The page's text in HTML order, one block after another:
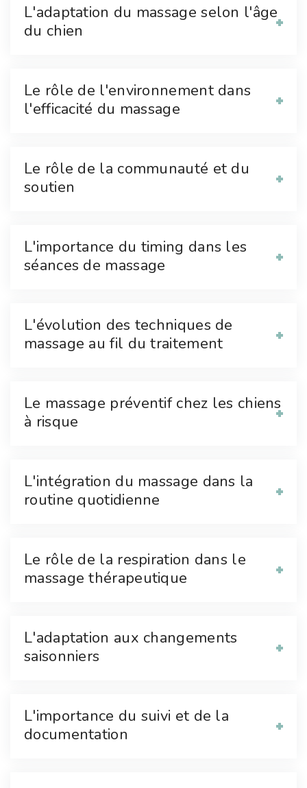
L'adaptation du massage selon l'âge
du chien
Le rôle de l'environnement dans
l'efficacité du massage
Le rôle de la communauté et du
soutien
L'importance du timing dans les
séances de massage
L'évolution des techniques de
massage au fil du traitement
Le massage préventif chez les chiens
à risque
L'intégration du massage dans la
routine quotidienne
Le rôle de la respiration dans le
massage thérapeutique
L'adaptation aux changements
saisonniers
L'importance du suivi et de la
documentation